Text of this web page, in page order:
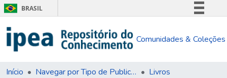
BRASIL
Comunica BR
Acesso à informação
Comunidades & Coleções
Início Navegar por Tipo de Publicação
Livros